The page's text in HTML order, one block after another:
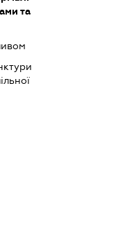
та